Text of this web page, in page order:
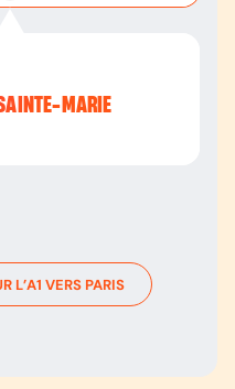
MARIE
L’A1 VERS PARIS